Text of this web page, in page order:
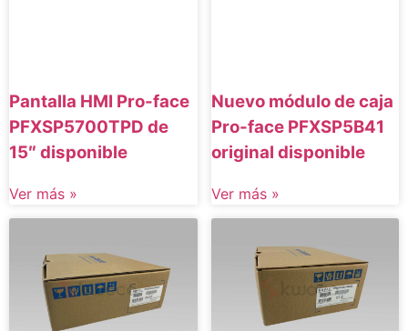
Pantalla HMI Pro-face
PFXSP5700TPD de
15″ disponible
Ver más »
Nuevo módulo de caja
Pro-face PFXSP5B41
original disponible
Ver más »